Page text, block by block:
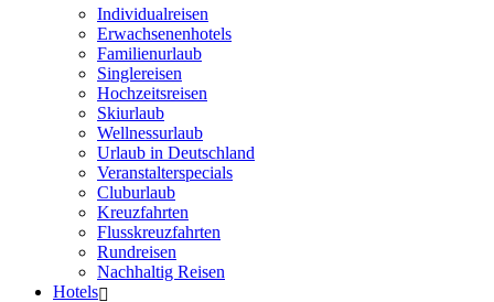
Individualreisen
Erwachsenenhotels
Familienurlaub
Singlereisen
Hochzeitsreisen
Skiurlaub
Wellnessurlaub
Urlaub in Deutschland
Veranstalterspecials
Cluburlaub
Kreuzfahrten
Flusskreuzfahrten
Rundreisen
Nachhaltig Reisen
Hotels